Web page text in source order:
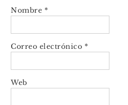
Nombre *
Correo electrónico *
Web